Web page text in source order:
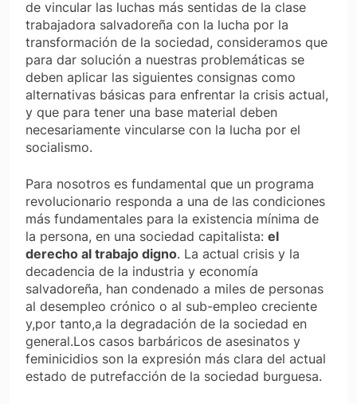
de vincular las luchas más sentidas de la clase
trabajadora salvadoreña con la lucha por la
transformación de la sociedad, consideramos que
para dar solución a nuestras problemáticas se
deben aplicar las siguientes consignas como
alternativas básicas para enfrentar la crisis actual,
y que para tener una base material deben
necesariamente vincularse con la lucha por el
socialismo.
Para nosotros es fundamental que un programa
revolucionario responda a una de las condiciones
más fundamentales para la existencia mínima de
la persona, en una sociedad capitalista: el
derecho al trabajo digno. La actual crisis y la
decadencia de la industria y economía
salvadoreña, han condenado a miles de personas
al desempleo crónico o al sub-empleo creciente
y,por tanto,a la degradación de la sociedad en
general.Los casos barbáricos de asesinatos y
feminicidios son la expresión más clara del actual
estado de putrefacción de la sociedad burguesa.